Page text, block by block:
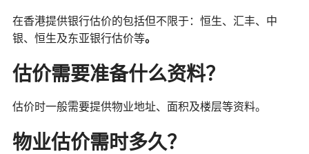
在香港提供银行估价的包括但不限于：恒生、汇丰、中
银、恒生及东亚银行估价等。
估价需要准备什么资料？
估价时一般需要提供物业地址、面积及楼层等资料。
物业估价需时多久？